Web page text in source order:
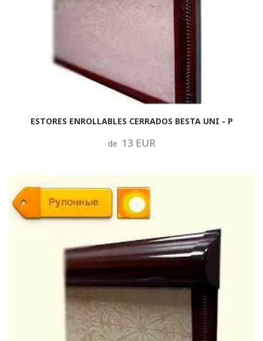
ESTORES ENROLLABLES CERRADOS BESTA UNI - P
de 13 EUR